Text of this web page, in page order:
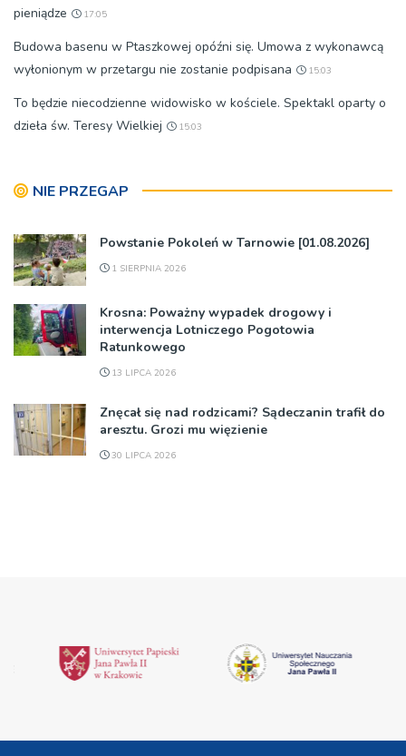
pieniądze
17:05
Budowa basenu w Ptaszkowej opóźni się. Umowa z wykonawcą
wyłonionym w przetargu nie zostanie podpisana
15:03
To będzie niecodzienne widowisko w kościele. Spektakl oparty o
dzieła św. Teresy Wielkiej
15:03
NIE PRZEGAP
Powstanie Pokoleń w Tarnowie [01.08.2026]
1 SIERPNIA 2026
Krosna: Poważny wypadek drogowy i
interwencja Lotniczego Pogotowia
Ratunkowego
13 LIPCA 2026
Znęcał się nad rodzicami? Sądeczanin trafił do
aresztu. Grozi mu więzienie
30 LIPCA 2026